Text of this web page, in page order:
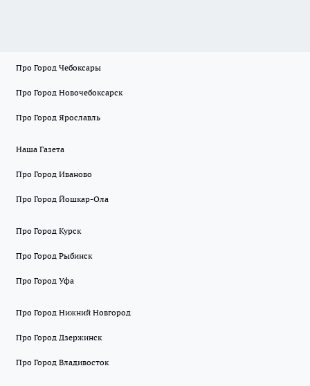
Про Город Чебоксары
Про Город Новочебоксарск
Про Город Ярославль
Наша Газета
Про Город Иваново
Про Город Йошкар-Ола
Про Город Курск
Про Город Рыбинск
Про Город Уфа
Про Город Нижний Новгород
Про Город Дзержинск
Про Город Владивосток